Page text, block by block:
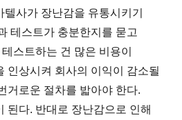
사가 장난감을 유통시키기
테스트가 충분한지를 묻고
스트하는 건 많은 비용이
인상시켜 회사의 이익이 감소될
거로운 절차를 밟아야 한다.
된다. 반대로 장난감으로 인해